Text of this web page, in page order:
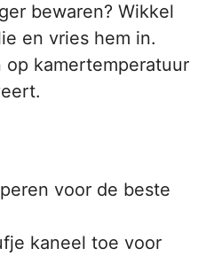
bewaren? Wikkel
en vries hem in.
op kamertemperatuur
voor de beste
kaneel toe voor